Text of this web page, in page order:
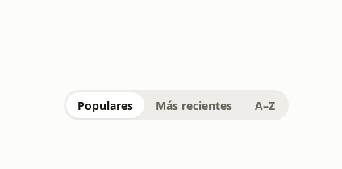
Populares Más recientes A–Z